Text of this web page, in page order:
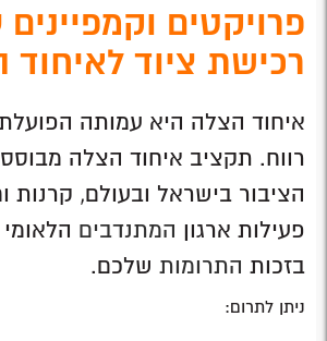
פרויקטים וקמפיינים
רכישת ציוד לאיחוד
איחוד הצלה היא עמותה
רווח. תקציב איחוד הצלה
הציבור בישראל ובעולם, קרנות
פעילות ארגון המתנדבים
בזכות התרומות שלכם.
ניתן לתרום: